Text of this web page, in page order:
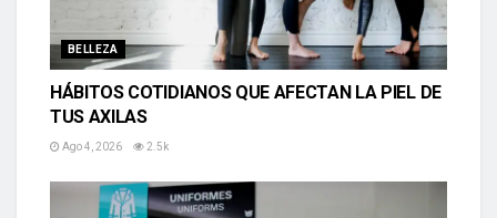
BELLEZA
HÁBITOS COTIDIANOS QUE AFECTAN LA PIEL DE
TUS AXILAS
Ago 4, 2026 2.5k